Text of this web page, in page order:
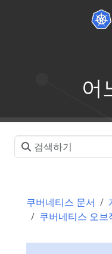
어
쿠버네티스 문서
쿠버네티스 오브